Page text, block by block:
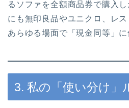
るソファを全額商品券で購入
にも無印良品やユニクロ、レ
あらゆる場面で「現金同等」に
3. 私の「使い分け」